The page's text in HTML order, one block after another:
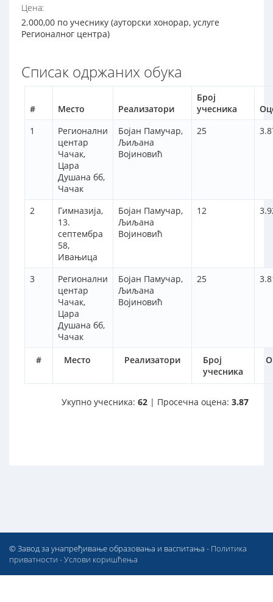
Цена:
2.000,00 по учеснику (ауторски хонорар, услуге
Регионалног центра)
Списак одржаних обука
# Место Реализатори
Број
учесника
# Место Реализатори
Број
учесника
1
Регионални
центар
Чачак,
Цара
Душана бб,
Чачак
Бојан Памучар,
Љиљана
Војиновић
25
2
Гимназија,
13.
септембра
58,
Ивањица
Бојан Памучар,
Љиљана
Војиновић
12
3
Регионални
центар
Чачак,
Цара
Душана бб,
Чачак
Бојан Памучар,
Љиљана
Војиновић
25
Укупно учесника: 62 | Просечна оцена: 3.87
© Завод за унапређивање образовања и васпитања - Политика
приватности -Услови коришћења